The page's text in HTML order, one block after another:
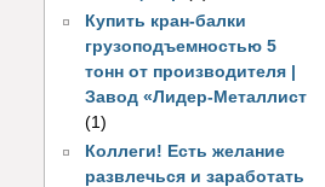
Купить кран-балки
грузоподъемностью 5
тонн от производителя |
Завод «Лидер-Металлист
(1)
Коллеги! Есть желание
развлечься и заработать